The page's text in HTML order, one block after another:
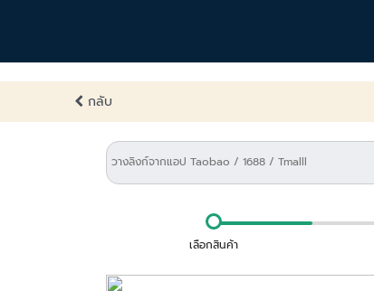
กลับ
เลือกสินค้า